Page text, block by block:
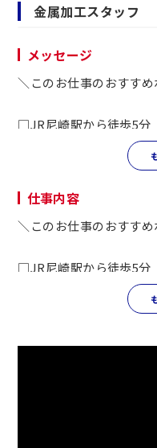
金属加工スタッフ
メッセージ
＼このお仕事のおすす
□JR尼崎駅から徒歩5
□定時17時にぴったり
□曲げ加工・打ち抜き
□事前の職場見学で仕事
曲げ加工やプレス機を使
未経験の方も基礎から
仕事内容
＼このお仕事のおすす
□JR尼崎駅から徒歩5
□定時17時にぴったり
□曲げ加工・打ち抜き
□事前の職場見学で仕